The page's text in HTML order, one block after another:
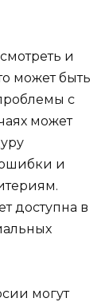
и
может быть
с
может
ошибки и
доступна в
могут